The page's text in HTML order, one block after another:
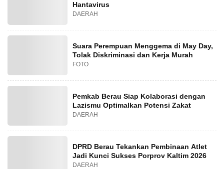
Hantavirus
DAERAH
Suara Perempuan Menggema di May Day,
Tolak Diskriminasi dan Kerja Murah
FOTO
Pemkab Berau Siap Kolaborasi dengan
Lazismu Optimalkan Potensi Zakat
DAERAH
DPRD Berau Tekankan Pembinaan Atlet
Jadi Kunci Sukses Porprov Kaltim 2026
DAERAH